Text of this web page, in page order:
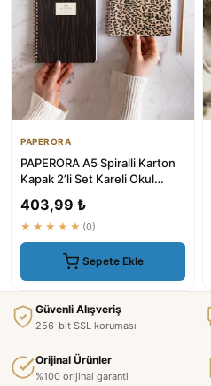
PAPERORA
PAPERORA A5 Spiralli Karton
Kapak 2’li Set Kareli Okul
403,99 ₺
★★★★★ (0)
Sepete Ekle
Güvenli Alışveriş
256-bit SSL koruması
Orijinal Ürünler
%100 orijinal garanti